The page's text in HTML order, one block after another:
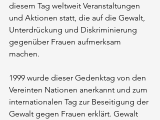
diesem Tag weltweit Veranstaltungen
und Aktionen statt, die auf die Gewalt,
Unterdrückung und Diskriminierung
gegenüber Frauen aufmerksam
machen.
1999 wurde dieser Gedenktag von den
Vereinten Nationen anerkannt und zum
internationalen Tag zur Beseitigung der
Gewalt gegen Frauen erklärt. Gewalt